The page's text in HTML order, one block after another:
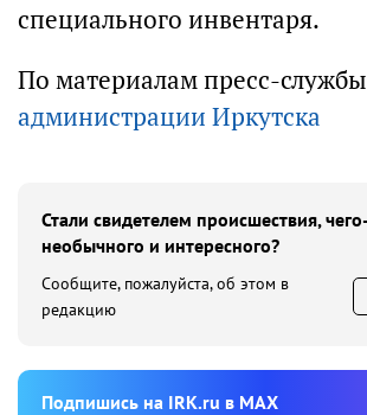
специального инвентаря.
По материалам пресс-службы
администрации Иркутска
Стали свидетелем происшествия,
необычного и интересного?
Сообщите, пожалуйста, об этом в
редакцию
Подпишиcь на IRK.ru в MAX